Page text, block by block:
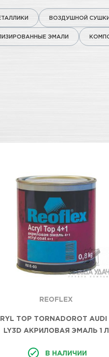
ВОЗДУШНОЙ
ЭМАЛИ
REOFLEX
TOP TORNADOROT
LY3D АКРИЛОВАЯ ЭМАЛЬ 1 Л
В НАЛИЧИИ